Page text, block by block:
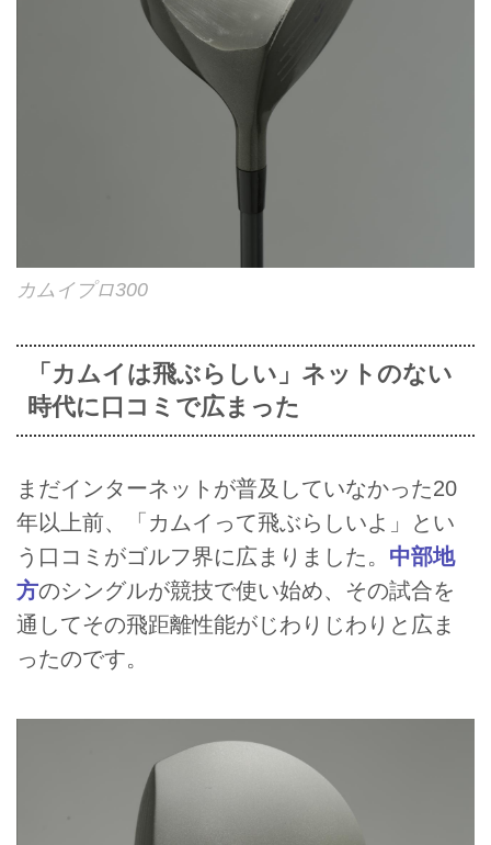
カムイプロ300
「カムイは飛ぶらしい」ネットのない
時代に口コミで広まった
まだインターネットが普及していなかった20
年以上前、「カムイって飛ぶらしいよ」とい
う口コミがゴルフ界に広まりました。 中部地
方のシングルが競技で使い始め、その試合を
通してその飛距離性能がじわりじわりと広ま
ったのです。